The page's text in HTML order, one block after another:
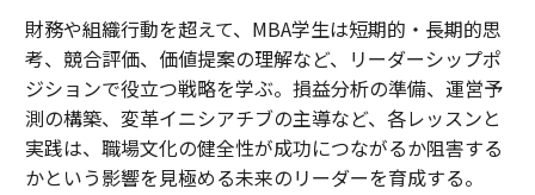
財務や組織行動を超えて、MBA学生は短期的・長期的思
考、競合評価、価値提案の理解など、リーダーシップポ
ジションで役立つ戦略を学ぶ。損益分析の準備、運営予
測の構築、変革イニシアチブの主導など、各レッスンと
実践は、職場文化の健全性が成功につながるか阻害する
かという影響を見極める未来のリーダーを育成する。